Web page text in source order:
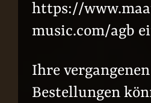
https://
music.com/agb
Ihre vergangenen
Bestellungen